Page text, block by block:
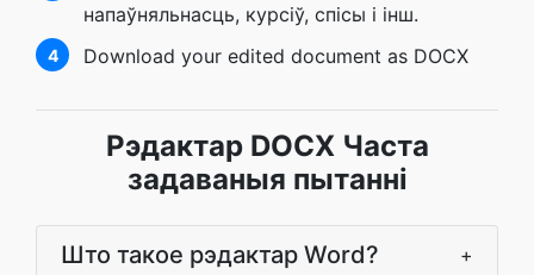
напаўняльнасць, курсіў, спісы і інш.
4 Download your edited document as DOCX
Рэдактар DOCX Часта
задаваныя пытанні
Што такое рэдактар Word? +